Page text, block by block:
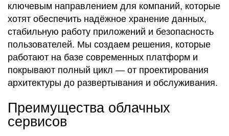
ключевым направлением для компаний, которые
хотят обеспечить надёжное хранение данных,
стабильную работу приложений и безопасность
пользователей. Мы создаем решения, которые
работают на базе современных платформ и
покрывают полный цикл — от проектирования
архитектуры до развертывания и обслуживания.
Преимущества облачных
сервисов